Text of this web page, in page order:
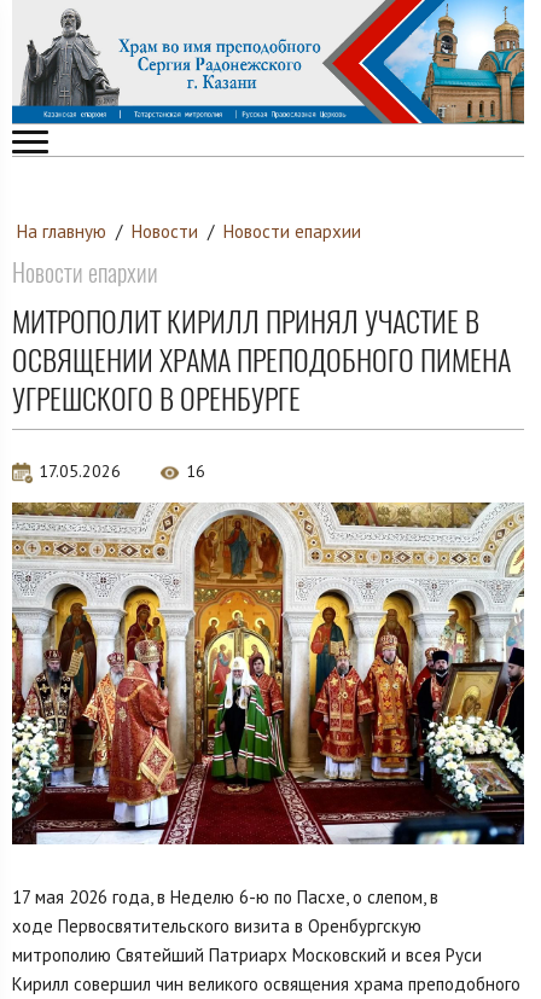
На главную / Новости / Новости епархии
Новости епархии
МИТРОПОЛИТ КИРИЛЛ ПРИНЯЛ УЧАСТИЕ В
ОСВЯЩЕНИИ ХРАМА ПРЕПОДОБНОГО ПИМЕНА
УГРЕШСКОГО В ОРЕНБУРГЕ
17.05.2026 16
17 мая 2026 года, в Неделю 6-ю по Пасхе, о слепом, в
ходе Первосвятительского визита в Оренбургскую
митрополию Святейший Патриарх Московский и всея Руси
Кирилл совершил чин великого освящения храма преподобного